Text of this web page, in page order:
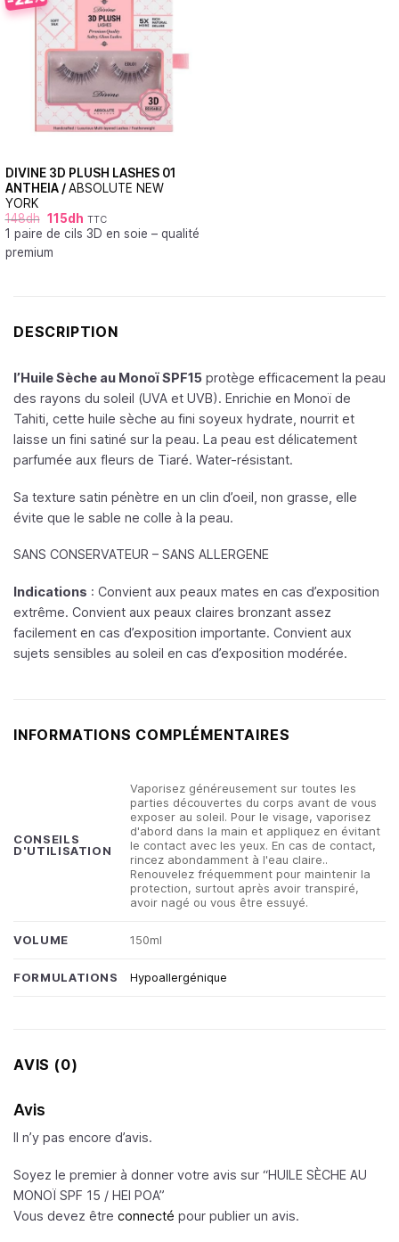
DIVINE 3D PLUSH LASHES 01
ANTHEIA /ABSOLUTE NEW
YORK
148dh 115dh TTC
1 paire de cils 3D en soie – qualité
premium
DESCRIPTION
l’Huile Sèche au Monoï SPF15 protège efficacement la peau
des rayons du soleil (UVA et UVB). Enrichie en Monoï de
Tahiti, cette huile sèche au fini soyeux hydrate, nourrit et
laisse un fini satiné sur la peau. La peau est délicatement
parfumée aux fleurs de Tiaré. Water-résistant.
Sa texture satin pénètre en un clin d’oeil, non grasse, elle
évite que le sable ne colle à la peau.
SANS CONSERVATEUR – SANS ALLERGENE
Indications : Convient aux peaux mates en cas d’exposition
extrême. Convient aux peaux claires bronzant assez
facilement en cas d’exposition importante. Convient aux
sujets sensibles au soleil en cas d’exposition modérée.
INFORMATIONS COMPLÉMENTAIRES
CONSEILS
D'UTILISATION
Vaporisez généreusement sur toutes les
parties découvertes du corps avant de vous
exposer au soleil. Pour le visage, vaporisez
d'abord dans la main et appliquez en évitant
le contact avec les yeux. En cas de contact,
rincez abondamment à l'eau claire..
Renouvelez fréquemment pour maintenir la
protection, surtout après avoir transpiré,
avoir nagé ou vous être essuyé.
VOLUME 150ml
FORMULATIONS Hypoallergénique
AVIS (0)
Avis
Il n’y pas encore d’avis.
Soyez le premier à donner votre avis sur “HUILE SÈCHE AU
MONOÏ SPF 15 / HEI POA”
Vous devez être connecté pour publier un avis.